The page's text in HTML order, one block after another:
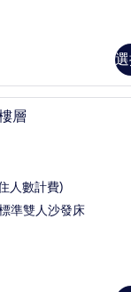
1 間臥室、高
層
人數計費)
準雙人沙發床